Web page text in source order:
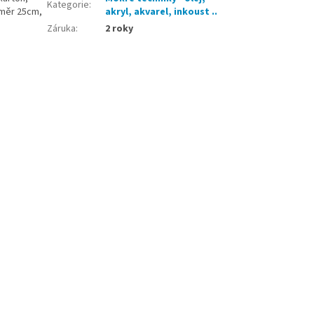
25cm, Kategorie:
akryl, akvarel, inkoust ..
Záruka: 2 roky